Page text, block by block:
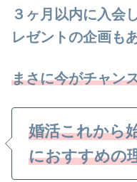
３ヶ月以内に入会
レゼントの企画もあ
まさに今がチャン
婚活これから
におすすめの